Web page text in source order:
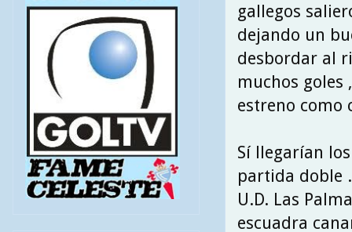
gallegos
dejando un
desbordar al
muchos goles
estreno como
Sí llegarían
partida doble
U.D. Las
escuadra